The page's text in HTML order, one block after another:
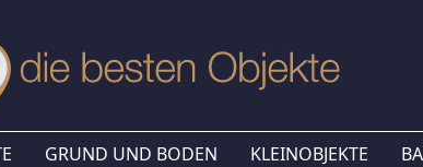
GRUND UND BODEN KLEINOBJEKTE